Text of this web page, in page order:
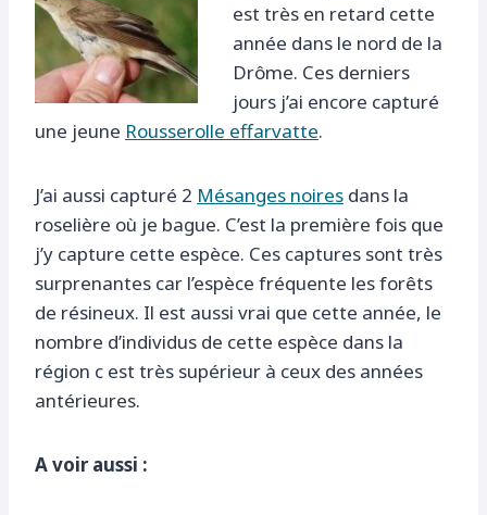
est très en retard cette
année dans le nord de la
Drôme. Ces derniers
jours j’ai encore capturé
une jeune Rousserolle effarvatte.
J’ai aussi capturé 2 Mésanges noires dans la
roselière où je bague. C’est la première fois que
j’y capture cette espèce. Ces captures sont très
surprenantes car l’espèce fréquente les forêts
de résineux. Il est aussi vrai que cette année, le
nombre d’individus de cette espèce dans la
région c est très supérieur à ceux des années
antérieures.
A voir aussi :